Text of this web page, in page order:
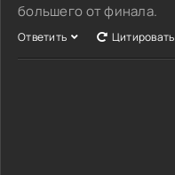
большего от финала.
Ответить Цитировать